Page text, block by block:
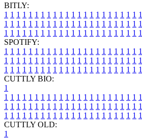
BITLY:
1 1 1 1 1 1 1 1 1 1 1 1 1 1 1 1 1 1 1 1 1 1 1
1 1 1 1 1 1 1 1 1 1 1 1 1 1 1 1 1 1 1 1 1 1 1
1 1 1 1 1 1 1 1 1 1 1 1 1 1 1 1 1 1 1 1 1 1 1
SPOTIFY:
1 1 1 1 1 1 1 1 1 1 1 1 1 1 1 1 1 1 1 1 1 1 1
1 1 1 1 1 1 1 1 1 1 1 1 1 1 1 1 1 1 1 1 1 1 1
1 1 1 1 1 1 1 1 1 1 1 1 1 1 1 1 1 1 1 1 1 1 1
CUTTLY BIO:
1
1 1 1 1 1 1 1 1 1 1 1 1 1 1 1 1 1 1 1 1 1 1 1
1 1 1 1 1 1 1 1 1 1 1 1 1 1 1 1 1 1 1 1 1 1 1
1 1 1 1 1 1 1 1 1 1 1 1 1 1 1 1 1 1 1 1 1 1 1
CUTTLY OLD:
1